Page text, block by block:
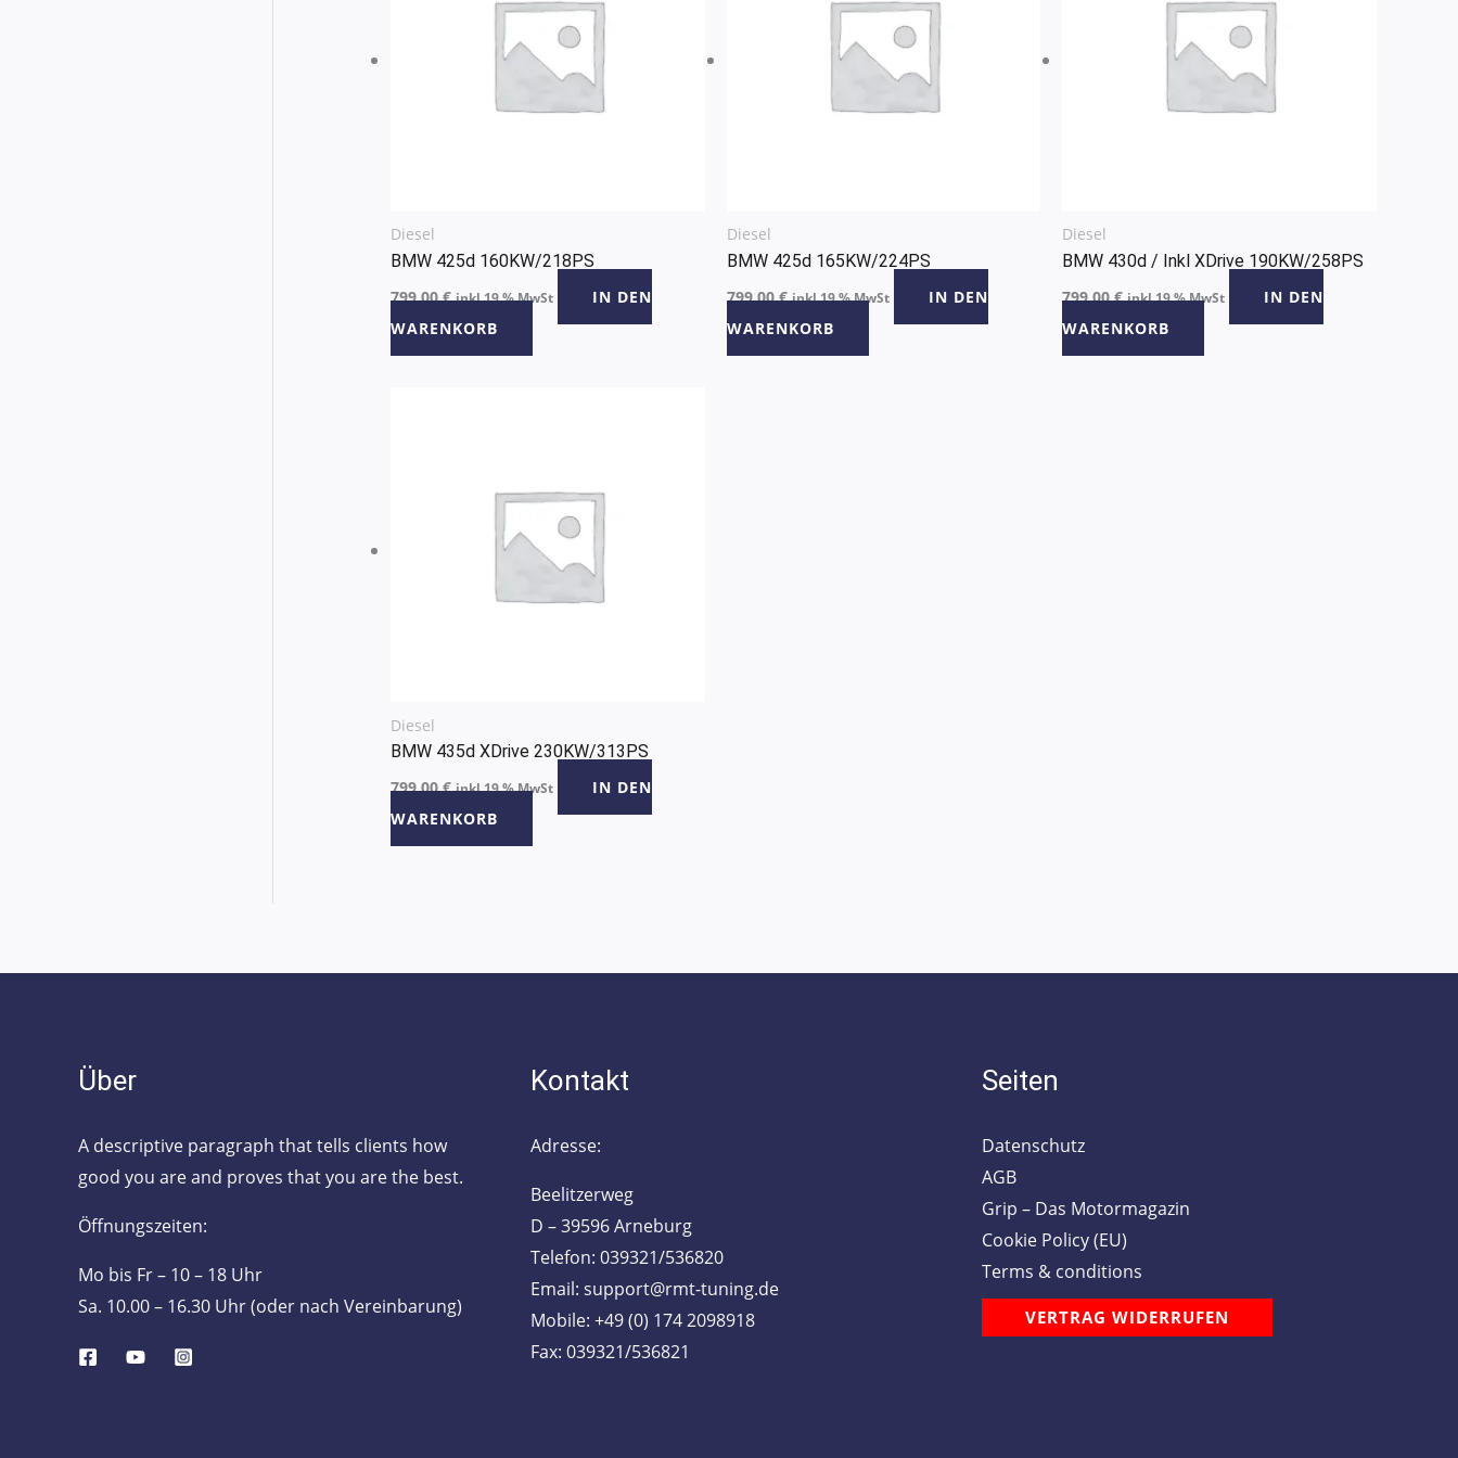
Diesel
BMW 425d 160KW/218PS
799,00€ inkl 19 % MwSt
IN DEN
WARENKORB
Diesel
BMW 425d 165KW/224PS
799,00€ inkl 19 % MwSt
IN DEN
WARENKORB
Diesel
BMW 430d / Inkl XDrive 190KW/258PS
799,00€ inkl 19 % MwSt
IN DEN
WARENKORB
Diesel
BMW 435d XDrive 230KW/313PS
799,00€ inkl 19 % MwSt
IN DEN
WARENKORB
Über
A descriptive paragraph that tells clients how
good you are and proves that you are the best.
Öffnungszeiten:
Mo bis Fr – 10 – 18 Uhr
Sa. 10.00 – 16.30 Uhr (oder nach Vereinbarung)
Kontakt
Adresse:
Beelitzerweg
D – 39596 Arneburg
Telefon: 039321/536820
Email: support@rmt-tuning.de
Mobile: +49 (0) 174 2098918
Fax: 039321/536821
Seiten
Datenschutz
AGB
Grip – Das Motormagazin
Cookie Policy (EU)
Terms & conditions
VERTRAG WIDERRUFEN